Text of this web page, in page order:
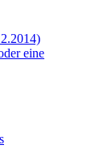
eine